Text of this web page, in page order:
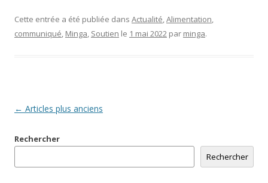
Cette entrée a été publiée dans Actualité,Alimentation,
communiqué, Minga, Soutien le 1 mai 2022 par minga.
Navigation
articles
← Articles plus anciens
Rechercher
Rechercher